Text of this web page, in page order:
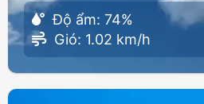
Độ ẩm: 74%
Gió: 1.02 km/h